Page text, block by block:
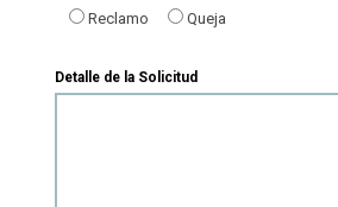
Reclamo Queja
Detalle de la Solicitud